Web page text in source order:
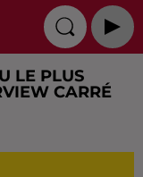
LE PLUS
CARRÉ